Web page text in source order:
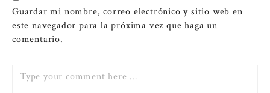
Guardar mi nombre, correo electrónico y sitio web en
este navegador para la próxima vez que haga un
comentario.
Comment